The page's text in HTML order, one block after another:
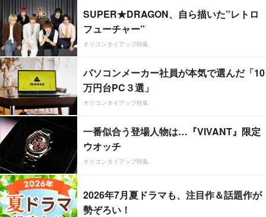
SUPER★DRAGON、自ら描いた”レトロ
フューチャー”
オリコンタイアップ特集
パソコンメーカー社員が本気で選んだ「10
万円台PC３選」
オリコンタイアップ特集
一番似合う登場人物は…『VIVANT』限定
ウオッチ
オリコンタイアップ特集
2026年7月夏ドラマも、注目作＆話題作が
勢ぞろい！